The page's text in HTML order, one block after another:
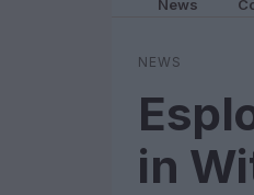
News
NEWS
in